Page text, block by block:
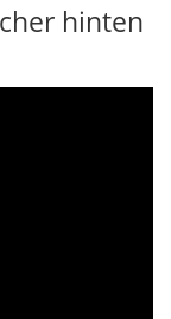
hinten